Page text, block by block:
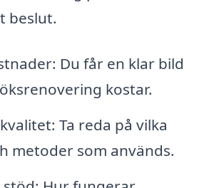
beslut.
Du får en klar bild
kostar.
Ta reda på vilka
metoder som används.